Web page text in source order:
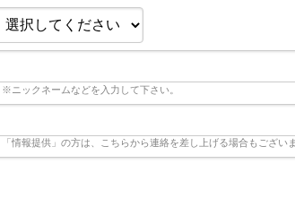
※ニックネームなどを入力して下さい。
「情報提供」の方は、こちらから連絡を差し上げる場合もござ